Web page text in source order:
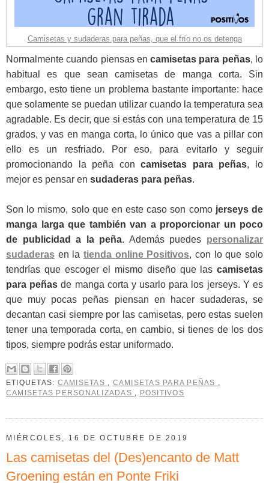
Camisetas y sudaderas para peñas, que el frío no os detenga
Normalmente cuando piensas encamisetas para peñas, lo
habitual es que sean camisetas de manga corta. Sin
embargo, esto tiene un problema bastante importante: hace
que solamente se puedan utilizar cuando la temperatura sea
agradable. Es decir, que si estás con una temperatura de 15
grados, y vas en manga corta, lo único que vas a pillar con
ello es un resfriado. Por eso, para evitarlo y seguir
promocionando la peña concamisetas para peñas, lo
mejor es pensar en sudaderas para peñas.
Son lo mismo, solo que en este caso son como jerseys de
manga larga que también van a proporcionar un poco
de publicidad a la peña. Además puedes personalizar
sudaderas en la tienda online Positivos, con lo que solo
tendrías que escoger el mismo diseño que las camisetas
para peñas de manga corta y usarlo para los jerseys. Y es
que muy pocas peñas piensan en hacer sudaderas, se
decantan casi siempre por las camisetas, pero estas suelen
tener una temporada corta, en cambio, si tienes de los dos
tipos, siempre podrás estar uniformado.
ETIQUETAS: CAMISETAS , CAMISETAS PARA PEÑAS ,
CAMISETAS PERSONALIZADAS , POSITIVOS
MIÉRCOLES, 16 DE OCTUBRE DE 2019
Las camisetas del (Des)encanto de Matt
Groening están en Ponte Friki